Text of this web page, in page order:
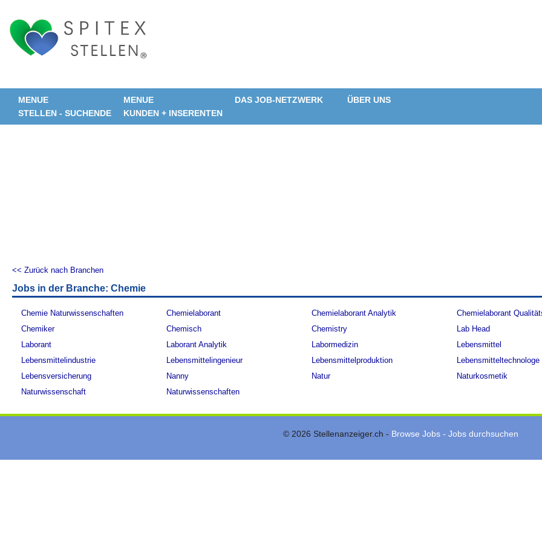
MENUE
STELLEN - SUCHENDE
MENUE
KUNDEN + INSERENTEN
DAS JOB-NETZWERK ÜBER UNS
<< Zurück nach Branchen
Jobs in der Branche: Chemie
Chemie Naturwissenschaften Chemielaborant Chemielaborant Analytik
Chemielaborant
Chemiker
Chemisch Chemistry
Lab Head
Laborant
Laborant Analytik Labormedizin
Lebensmittel
Lebensmittelindustrie
Lebensmittelingenieur Lebensmittelproduktion
Lebensmitteltechnologe
Lebensversicherung
Nanny Natur
Naturkosmetik
Naturwissenschaft
Naturwissenschaften
© 2026 Stellenanzeiger.ch - Browse Jobs - Jobs durchsuchen